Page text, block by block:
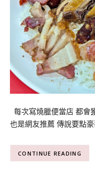
每次寫燒臘便當店 都會
也是網友推薦 傳說要點
CONTINUE READING